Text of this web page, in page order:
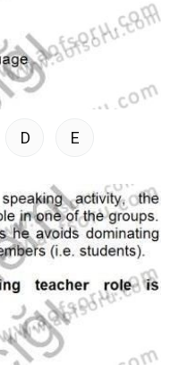
D E